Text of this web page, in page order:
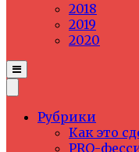
2018
2019
2020
Рубрики
Как это
PRO-